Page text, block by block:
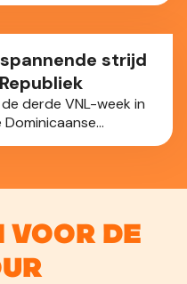
strijd
derde VNL-week in
Dominicaanse
vijfsetter: 3-2.
de